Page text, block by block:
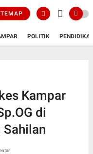
POLITIK
Kampar
di
Sahilan